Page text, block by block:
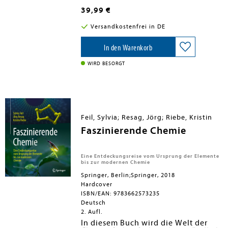
aus dem aktuellen Unterricht, mit
Experimenten und Modellen, mit
Übungsaufgaben und schulrelevanten
Ergebnissen der Lehr- und
Lernforschung zu jedem Thema. Die
Autoren behandeln mit ihrem
erprobten Konzept nicht nur die
klassischen Probleme der
39,99 €
Versandkostenfrei in DE
In den Warenkorb
WIRD BESORGT
Feil, Sylvia; Resag, Jörg; Riebe, Kristin
Faszinierende Chemie
Eine Entdeckungsreise vom Ursprung der Elemente
bis zur modernen Chemie
Springer, Berlin;Springer, 2018
Hardcover
ISBN/EAN: 9783662573235
Deutsch
2. Aufl.
In diesem Buch wird die Welt der